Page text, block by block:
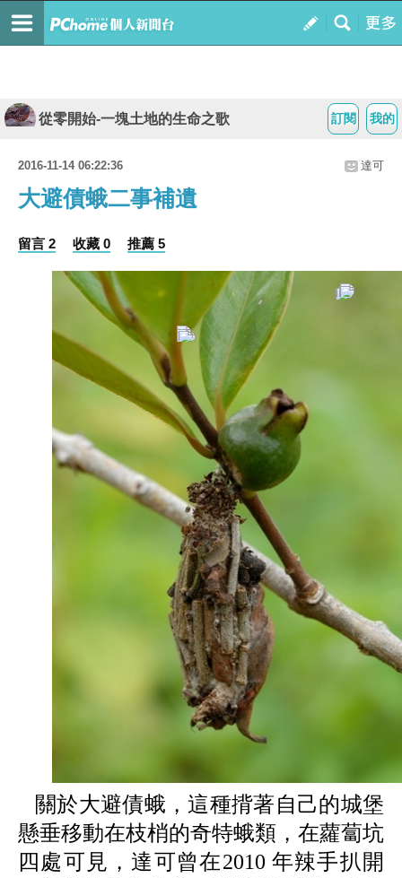
我的
訂閱
從零開始-一塊土地的生命之歌
2016-11-14 06:22:36 達可
大避債蛾二事補遺
留言 2 收藏 0 推薦 5
關於大避債蛾，這種揹著自己的城堡
懸垂移動在枝梢的奇特蛾類，在蘿蔔坑
四處可見，達可曾在2010 年辣手扒開